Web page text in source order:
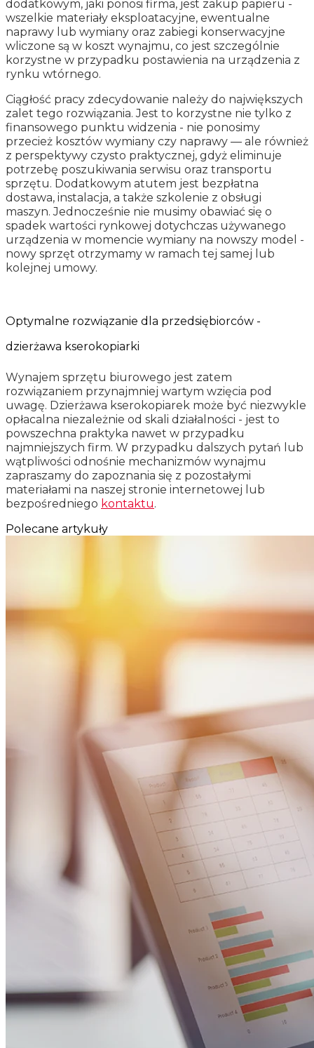
dodatkowym, jaki ponosi firma, jest zakup papieru -
wszelkie materiały eksploatacyjne, ewentualne
naprawy lub wymiany oraz zabiegi konserwacyjne
wliczone są w koszt wynajmu, co jest szczególnie
korzystne w przypadku postawienia na urządzenia z
rynku wtórnego.
Ciągłość pracy zdecydowanie należy do największych
zalet tego rozwiązania. Jest to korzystne nie tylko z
finansowego punktu widzenia - nie ponosimy
przecież kosztów wymiany czy naprawy — ale również
z perspektywy czysto praktycznej, gdyż eliminuje
potrzebę poszukiwania serwisu oraz transportu
sprzętu. Dodatkowym atutem jest bezpłatna
dostawa, instalacja, a także szkolenie z obsługi
maszyn. Jednocześnie nie musimy obawiać się o
spadek wartości rynkowej dotychczas używanego
urządzenia w momencie wymiany na nowszy model -
nowy sprzęt otrzymamy w ramach tej samej lub
kolejnej umowy.
Optymalne rozwiązanie dla przedsiębiorców -
dzierżawa kserokopiarki
Wynajem sprzętu biurowego jest zatem
rozwiązaniem przynajmniej wartym wzięcia pod
uwagę. Dzierżawa kserokopiarek może być niezwykle
opłacalna niezależnie od skali działalności - jest to
powszechna praktyka nawet w przypadku
najmniejszych firm. W przypadku dalszych pytań lub
wątpliwości odnośnie mechanizmów wynajmu
zapraszamy do zapoznania się z pozostałymi
materiałami na naszej stronie internetowej lub
bezpośredniego kontaktu.
Polecane artykuły